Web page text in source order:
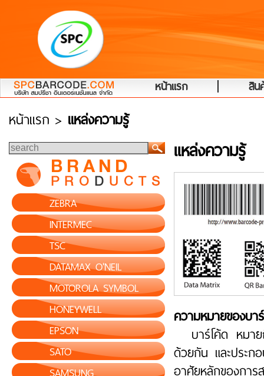
หน้าแรก | สิน
หน้าแรก > แหล่งความรู้
ZEBRA
INTERMEC
TSC
DATAMAX O'NEIL
MOTOROLA SYMBOL
HONEYWELL
EPSON
SATO
แหล่งความรู้
ความหมายของบา
บาร์โค้ด หมา
ด้วยกัน และประก
อาศัยหลักของกา